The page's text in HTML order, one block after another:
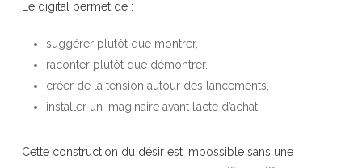
Le digital permet de :
suggérer plutôt que montrer,
raconter plutôt que démontrer,
créer de la tension autour des lancements,
installer un imaginaire avant l’acte d’achat.
Cette construction du désir est impossible sans une